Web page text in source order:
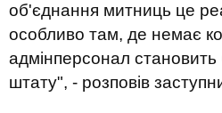
об'єднання митниць це
особливо там, де немає
адмінперсонал становить
штату", - розповів